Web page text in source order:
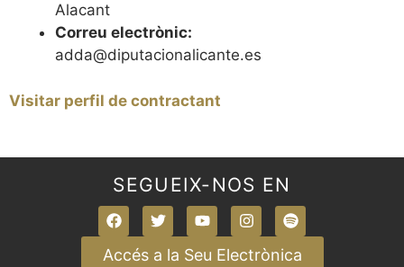
Alacant
Correu electrònic:
adda@diputacionalicante.es
Visitar perfil de contractant
SEGUEIX-NOS EN
Accés a la Seu Electrònica